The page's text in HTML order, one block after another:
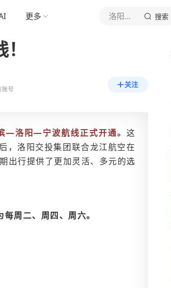
更多 洛阳交警 搜索
账号
关注
—洛阳—宁波航线正式开通。 这
洛阳交投集团联合龙江航空在
出行提供了更加灵活、多元的选
周二、周四、周六。